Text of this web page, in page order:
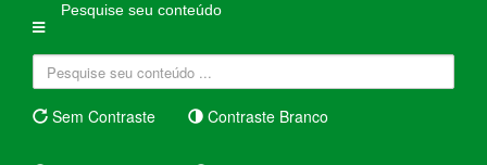
Pesquise seu conteúdo
Sem Contraste Contraste Branco